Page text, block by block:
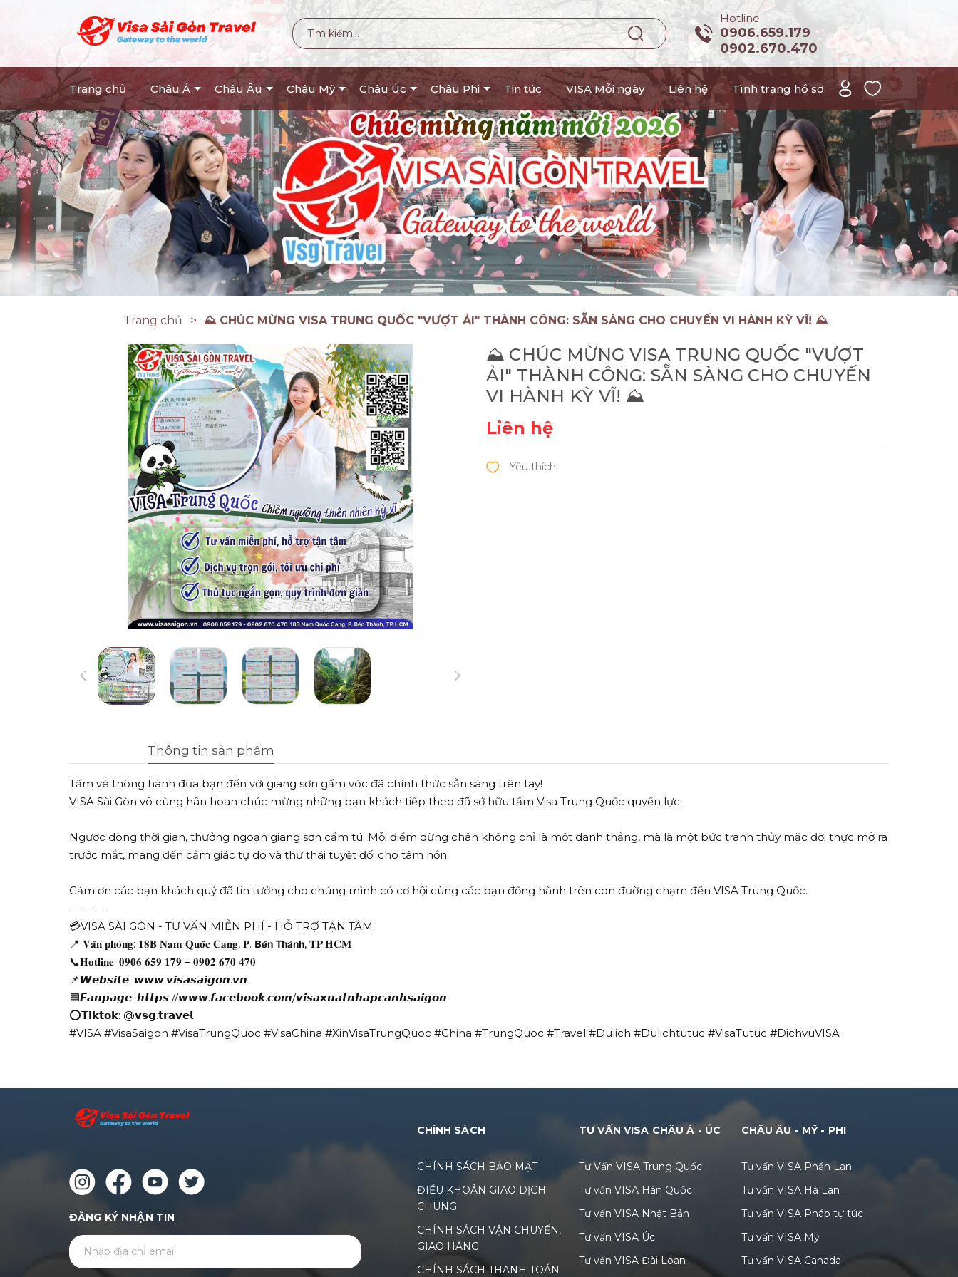
Hotline
0906.659.179
0902.670.470
Trang chủ Châu Á Châu Âu Châu Mỹ Châu Úc Châu Phi Tin tức VISA Mỗi ngày Liên hệ Tình trạng hồ sơ
Trang chủ ⛰️ CHÚC MỪNG VISA TRUNG QUỐC "VƯỢT ẢI" THÀNH CÔNG: SẴN SÀNG CHO CHUYẾN VI HÀNH KỲ VĨ! ⛰️
⛰️ CHÚC MỪNG VISA TRUNG QUỐC "VƯỢT
ẢI" THÀNH CÔNG: SẴN SÀNG CHO CHUYẾN
VI HÀNH KỲ VĨ! ⛰️
Liên hệ
Thông tin sản phẩm
Tấm vé thông hành đưa bạn đến với giang sơn gấm vóc đã chính thức sẵn sàng trên tay!
VISA Sài Gòn vô cùng hân hoan chúc mừng những bạn khách tiếp theo đã sở hữu tấm Visa Trung Quốc quyền lực.
Ngược dòng thời gian, thưởng ngoạn giang sơn cẩm tú. Mỗi điểm dừng chân không chỉ là một danh thắng, mà là một bức tranh thủy mặc đời thực mở ra
trước mắt, mang đến cảm giác tự do và thư thái tuyệt đối cho tâm hồn.
Cảm ơn các bạn khách quý đã tin tưởng cho chúng mình có cơ hội cùng các bạn đồng hành trên con đường chạm đến VISA Trung Quốc.
— — —
💳VISA SÀI GÒN - TƯ VẤN MIỄN PHÍ - HỖ TRỢ TẬN TÂM
📍 𝐕𝐚̆𝐧 𝐩𝐡𝐨̀𝐧𝐠: 𝟏𝟖𝐁 𝐍𝐚𝐦 𝐐𝐮𝐨̂́𝐜 𝐂𝐚𝐧𝐠, 𝐏. 𝗕𝗲̂́𝗻 𝗧𝗵𝗮̀𝗻𝗵, 𝐓𝐏.𝐇𝐂𝐌
📞𝐇𝐨𝐭𝐥𝐢𝐧𝐞: 𝟎𝟗𝟎𝟔 𝟔𝟓𝟗 𝟏𝟕𝟗 – 𝟎𝟗𝟎𝟐 𝟔𝟕𝟎 𝟒𝟕𝟎
📌𝙒𝙚𝙗𝙨𝙞𝙩𝙚: 𝙬𝙬𝙬.𝙫𝙞𝙨𝙖𝙨𝙖𝙞𝙜𝙤𝙣.𝙫𝙣
🟦𝙁𝙖𝙣𝙥𝙖𝙜𝙚: 𝙝𝙩𝙩𝙥𝙨://𝙬𝙬𝙬.𝙛𝙖𝙘𝙚𝙗𝙤𝙤𝙠.𝙘𝙤𝙢/𝙫𝙞𝙨𝙖𝙭𝙪𝙖𝙩𝙣𝙝𝙖𝙥𝙘𝙖𝙣𝙝𝙨𝙖𝙞𝙜𝙤𝙣
⭕𝗧𝗶𝗸𝘁𝗼𝗸: @𝘃𝘀𝗴.𝘁𝗿𝗮𝘃𝗲𝗹
#VISA #VisaSaigon #VisaTrungQuoc #VisaChina #XinVisaTrungQuoc #China #TrungQuoc #Travel #Dulich #Dulichtutuc #VisaTutuc #DichvuVISA
ĐĂNG KÝ NHẬN TIN
CHÍNH SÁCH
CHÍNH SÁCH BẢO MẬT
ĐIỀU KHOẢN GIAO DỊCH
CHUNG
CHÍNH SÁCH VẬN CHUYỂN,
GIAO HÀNG
CHÍNH SÁCH THANH TOÁN
TƯ VẤN VISA CHÂU Á - ÚC
Tư Vấn VISA Trung Quốc
Tư vấn VISA Hàn Quốc
Tư vấn VISA Nhật Bản
Tư vấn VISA Úc
Tư vấn VISA Đài Loan
CHÂU ÂU - MỸ - PHI
Tư vấn VISA Phần Lan
Tư vấn VISA Hà Lan
Tư vấn VISA Pháp tự túc
Tư vấn VISA Mỹ
Tư vấn VISA Canada